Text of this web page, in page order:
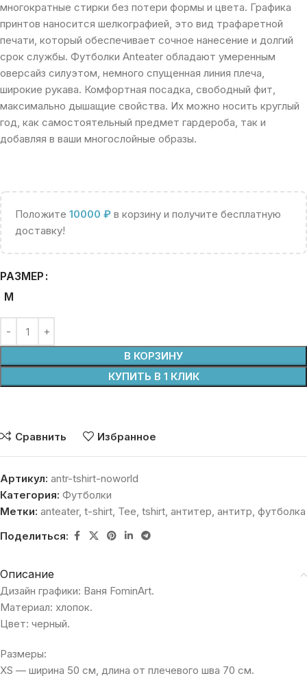
многократные стирки без потери формы и цвета. Графика
принтов наносится шелкографией, это вид трафаретной
печати, который обеспечивает сочное нанесение и долгий
срок службы. Футболки Anteater обладают умеренным
оверсайз силуэтом, немного спущенная линия плеча,
широкие рукава. Комфортная посадка, свободный фит,
максимально дышащие свойства. Их можно носить круглый
год, как самостоятельный предмет гардероба, так и
добавляя в ваши многослойные образы.
Положите 10000 ₽ в корзину и получите бесплатную
доставку!
РАЗМЕР
M
В КОРЗИНУ
КУПИТЬ В 1 КЛИК
Сравнить Избранное
Артикул: antr-tshirt-noworld
Категория: Футболки
Метки: anteater, t-shirt, Tee, tshirt, антитер, антитр, футболка
Поделиться:
Описание
Дизайн графики: Ваня FominArt.
Материал: хлопок.
Цвет: черный.
Размеры:
XS — ширина 50 см, длина от плечевого шва 70 см.